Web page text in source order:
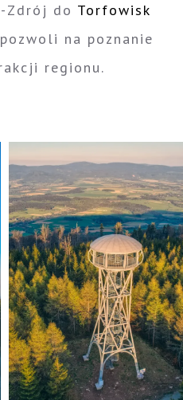
Zdrój do Torfowisk
na poznanie
regionu.